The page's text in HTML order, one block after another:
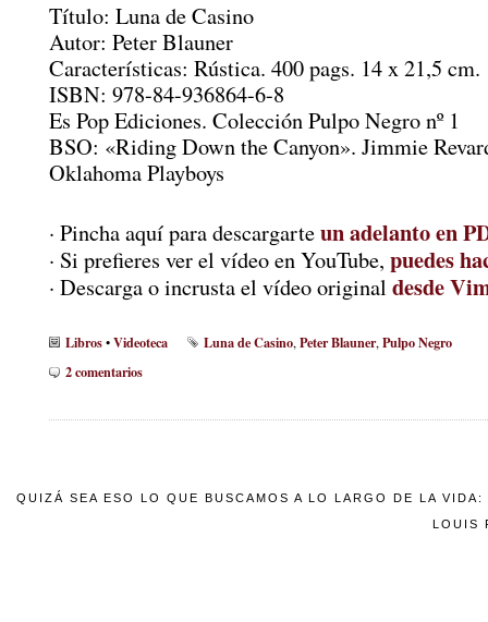
Título: Luna de Casino
Autor: Peter Blauner
Características: Rústica. 400 pags. 14 x 21,5 cm.
ISBN: 978-84-936864-6-8
Es Pop Ediciones. Colección Pulpo Negro nº 1
BSO: «Riding Down the Canyon». Jimmie
Oklahoma Playboys
· Pincha aquí para descargarteun adelanto en
· Si prefieres ver el vídeo en YouTube, puedes
· Descarga o incrusta el vídeo original desde
Libros•Videoteca Luna de Casino, Peter Blauner, Pulpo Negro
2 comentarios
QUIZÁ SEA ESO LO QUE BUSCAMOS A LO LARGO DE LA
LOUIS